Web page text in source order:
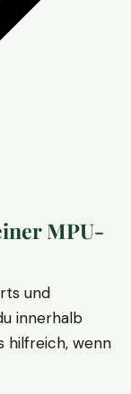
MPU-
und
innerhalb
hilfreich, wenn